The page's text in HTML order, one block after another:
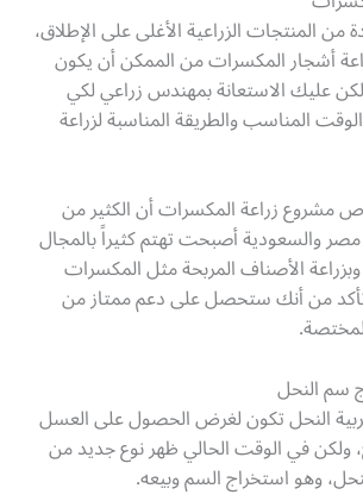
المنتجات الزراعية الأغلى على الإطلاق،
أشجار المكسرات من الممكن أن يكون
عليك الاستعانة بمهندس زراعي لكي
المناسب والطريقة المناسبة لزراعة
مشروع زراعة المكسرات أن الكثير من
مصر والسعودية أصبحت تهتم كثيراً بالمجال
الأصناف المربحة مثل المكسرات
من أنك ستحصل على دعم ممتاز من
سم النحل
النحل تكون لغرض الحصول على العسل
ولكن في الوقت الحالي ظهر نوع جديد من
وهو استخراج السم وبيعه.